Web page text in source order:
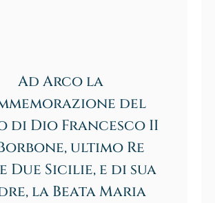
Ad Arco la
del
di Dio Francesco II
ultimo Re
Due Sicilie, e di sua
la Beata Maria